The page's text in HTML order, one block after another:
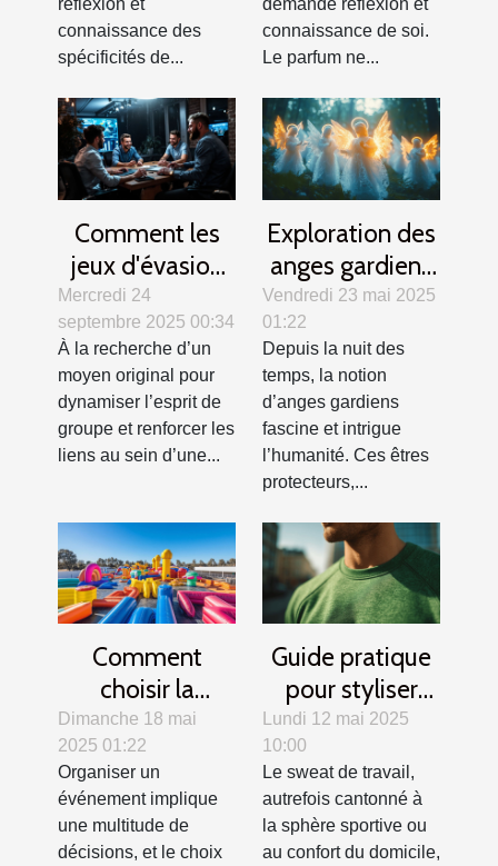
réflexion et
connaissance des
spécificités de...
demande réflexion et
connaissance de soi.
Le parfum ne...
Comment les
jeux d'évasion
renforcent la
cohésion
d'équipe ?
Mercredi 24
septembre 2025 00:34
À la recherche d’un
moyen original pour
dynamiser l’esprit de
groupe et renforcer les
liens au sein d’une...
Exploration des
anges gardiens
dans différentes
cultures et
traditions
Vendredi 23 mai 2025
01:22
Depuis la nuit des
temps, la notion
d’anges gardiens
fascine et intrigue
l’humanité. Ces êtres
protecteurs,...
Comment
choisir la
structure
gonflable idéale
pour votre
événement
Dimanche 18 mai
2025 01:22
Organiser un
événement implique
une multitude de
décisions, et le choix
Guide pratique
pour styliser
votre sweat de
travail en toutes
saisons
Lundi 12 mai 2025
10:00
Le sweat de travail,
autrefois cantonné à
la sphère sportive ou
au confort du domicile,